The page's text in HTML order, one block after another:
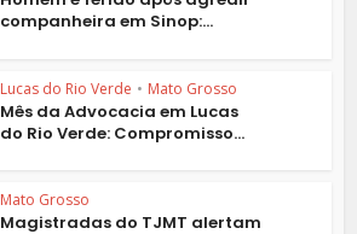
companheira em Sinop:...
Lucas do Rio Verde • Mato Grosso
Mês da Advocacia em Lucas
do Rio Verde: Compromisso...
Mato Grosso
Magistradas do TJMT alertam